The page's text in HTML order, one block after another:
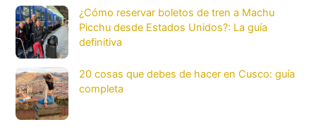
¿Cómo reservar boletos de tren a Machu
Picchu desde Estados Unidos?: La guía
definitiva
20 cosas que debes de hacer en Cusco: guía
completa